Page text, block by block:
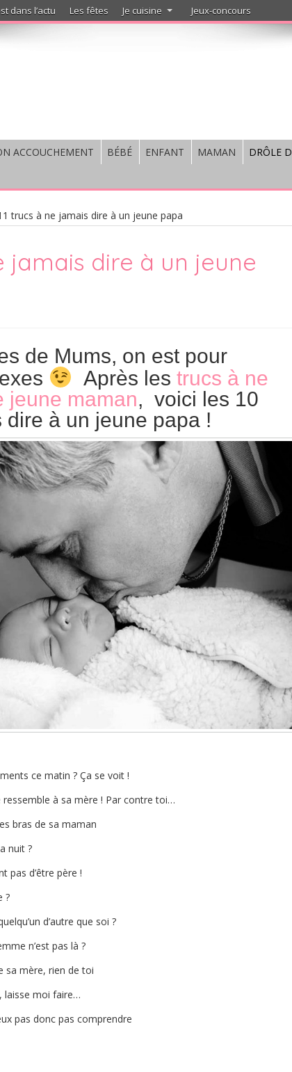
dans l’actu Les fêtes Je cuisine Jeux-concours
ACCOUCHEMENT BÉBÉ ENFANT MAMAN
DRÔLE
trucs à ne jamais dire à un jeune papa
jamais dire à un jeune
de Mums, on est pour
Après lestrucs à ne
jeune maman, voici les 10
dire à un jeune papa !
ce matin ? Ça se voit !
ressemble à sa mère ! Par contre toi…
bras de sa maman
nuit ?
pas d’être père !
?
d’autre que soi ?
n’est pas là ?
sa mère, rien de toi
laisse moi faire…
pas donc pas comprendre